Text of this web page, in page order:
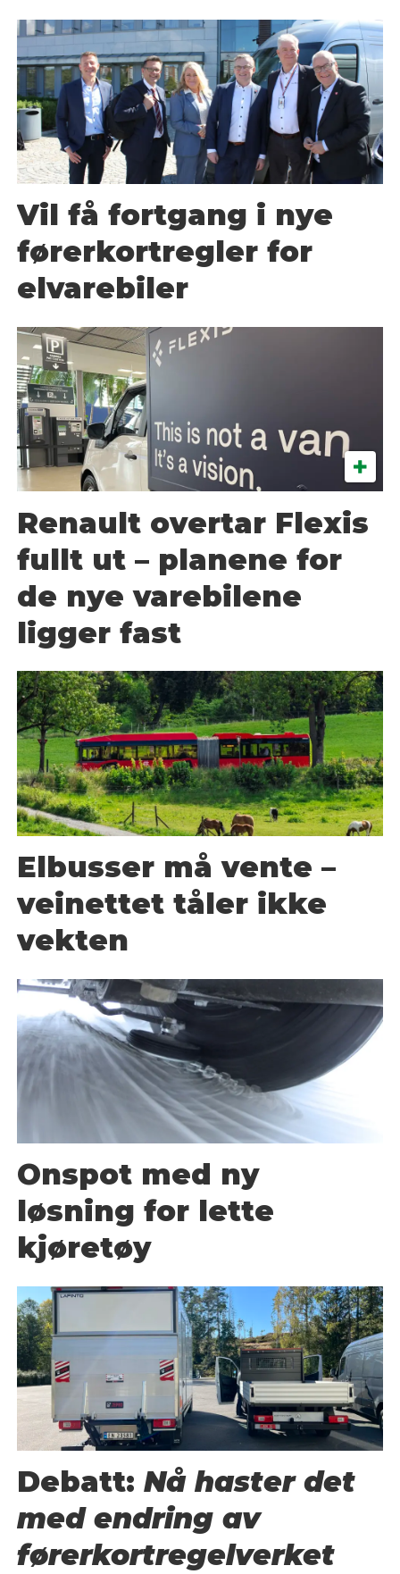
Vil få fortgang i nye
førerkortregler for
elvarebiler
Renault overtar Flexis
fullt ut – planene for
de nye varebilene
ligger fast
Elbusser må vente –
veinettet tåler ikke
vekten
Onspot med ny
løsning for lette
kjøretøy
Debatt:Nå haster det
med endring av
førerkortregelverket